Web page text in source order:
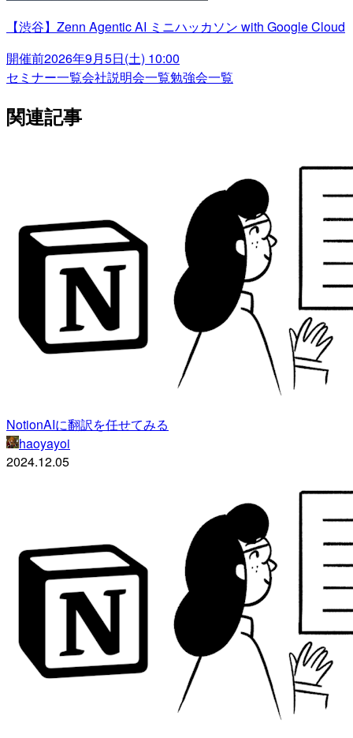
【渋谷】Zenn Agentic AI ミニハッカソン with Google Cloud
開催前2026年9月5日(土) 10:00
セミナー一覧会社説明会一覧勉強会一覧
関連記事
NotionAIに翻訳を任せてみる
haoyayoi
2024.12.05